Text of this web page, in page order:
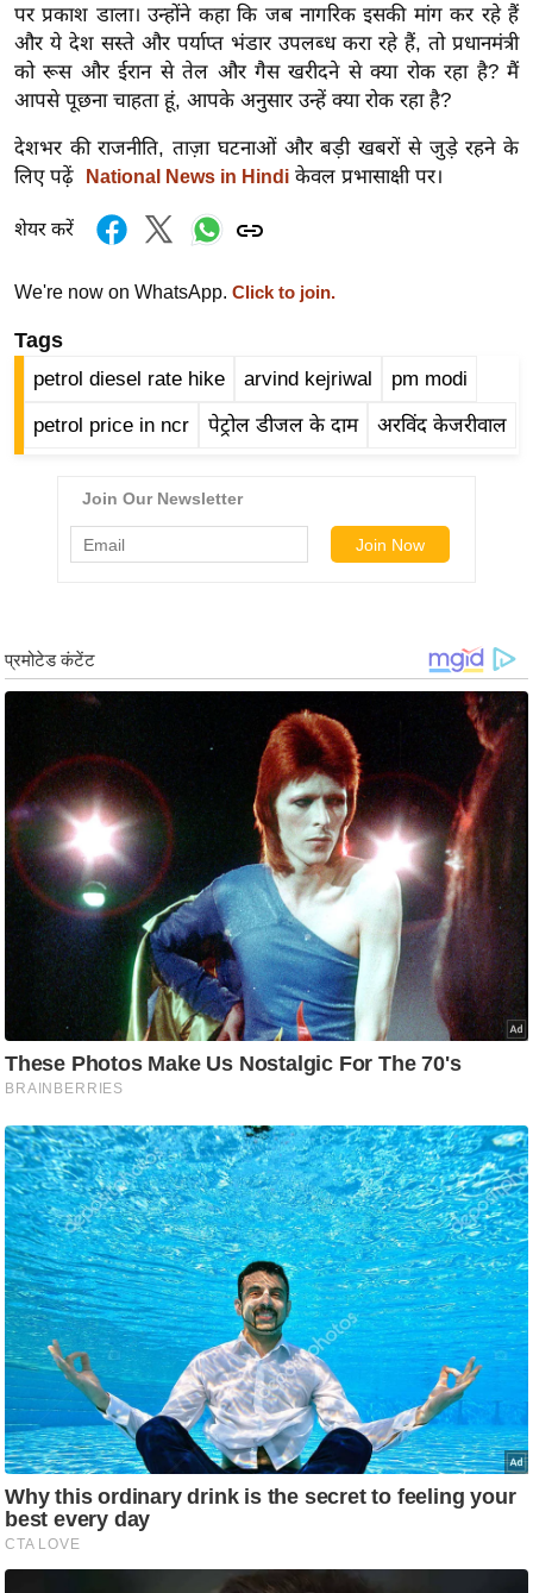
र्ल्ड
न्यू
ज
ब्री
फ
म
रं
न
ज
त
बॉ
ड
फि
मी
क्षा
B
r
e
a
n
g
N
e
w
s
ला
इ
फ
स्टा
इ
टे
क्नॉ
लॉ
जी
ब्यू
पर प्रकाश डाला। उन्होंने कहा कि जब नागरिक इसकी मांग कर रहे हैं
और ये देश सस्ते और पर्याप्त भंडार उपलब्ध करा रहे हैं, तो प्रधानमंत्री
को रूस और ईरान से तेल और गैस खरीदने से क्या रोक रहा है? मैं
आपसे पूछना चाहता हूं, आपके अनुसार उन्हें क्या रोक रहा है?
देशभर की राजनीति, ताज़ा घटनाओं और बड़ी खबरों से जुड़े रहने के
लिए पढ़ें
National News in Hindi केवल प्रभासाक्षी पर।
शेयर करें
We're now on WhatsApp. Click to join.
Tags
petrol diesel rate hike arvind kejriwal pm modi
petrol price in ncr पेट्रोल डीजल के दाम अरविंद केजरीवाल